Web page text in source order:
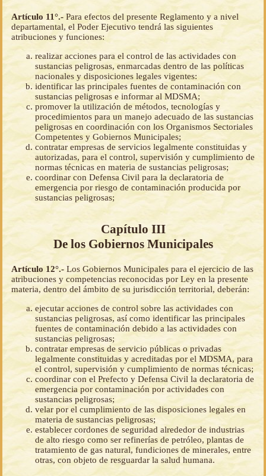
Artículo 11°.- Para efectos del presente Reglamento y a nivel
departamental, el Poder Ejecutivo tendrá las siguientes
atribuciones y funciones:
realizar acciones para el control de las actividades con
sustancias peligrosas, enmarcadas dentro de las políticas
nacionales y disposiciones legales vigentes:
identificar las principales fuentes de contaminación con
sustancias peligrosas e informar al MDSMA;
promover la utilización de métodos, tecnologías y
procedimientos para un manejo adecuado de las sustancias
peligrosas en coordinación con los Organismos Sectoriales
Competentes y Gobiernos Municipales;
contratar empresas de servicios legalmente constituidas y
autorizadas, para el control, supervisión y cumplimiento de
normas técnicas en materia de sustancias peligrosas;
coordinar con Defensa Civil para la declaratoria de
emergencia por riesgo de contaminación producida por
sustancias peligrosas;
Capítulo III
De los Gobiernos Municipales
Artículo 12°.- Los Gobiernos Municipales para el ejercicio de las
atribuciones y competencias reconocidas por Ley en la presente
materia, dentro del ámbito de su jurisdicción territorial, deberán:
ejecutar acciones de control sobre las actividades con
sustancias peligrosas, así como identificar las principales
fuentes de contaminación debido a las actividades con
sustancias peligrosas;
contratar empresas de servicio públicas o privadas
legalmente constituidas y acreditadas por el MDSMA, para
el control, supervisión y cumplimiento de normas técnicas;
coordinar con el Prefecto y Defensa Civil la declaratoria de
emergencia por contaminación por actividades con
sustancias peligrosas;
velar por el cumplimiento de las disposiciones legales en
materia de sustancias peligrosas;
establecer cordones de seguridad alrededor de industrias
de alto riesgo como ser refinerías de petróleo, plantas de
tratamiento de gas natural, fundiciones de minerales, entre
otras, con objeto de resguardar la salud humana.